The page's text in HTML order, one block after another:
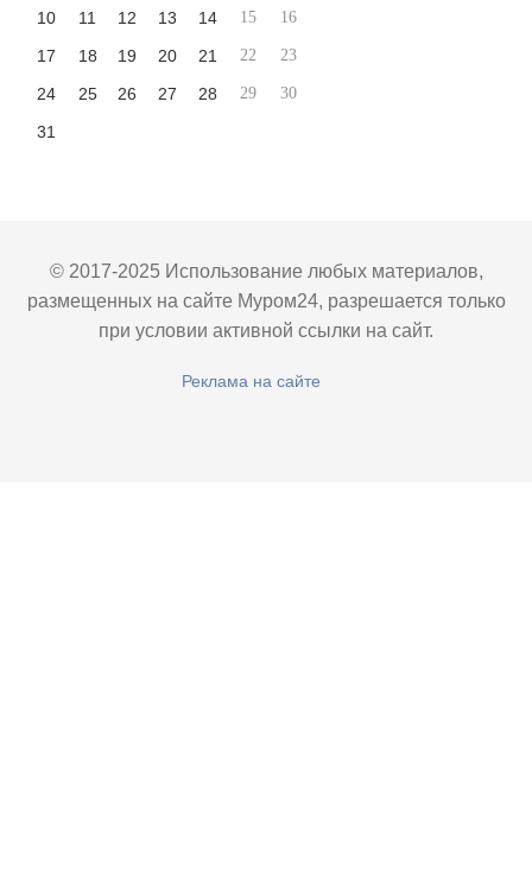
10 11 12 13 14 15 16
17 18 19 20 21 22 23
24 25 26 27 28 29 30
31
© 2017-2025 Использование любых материалов,
размещенных на сайте Муром24, разрешается только
при условии активной ссылки на сайт.
Реклама на сайте